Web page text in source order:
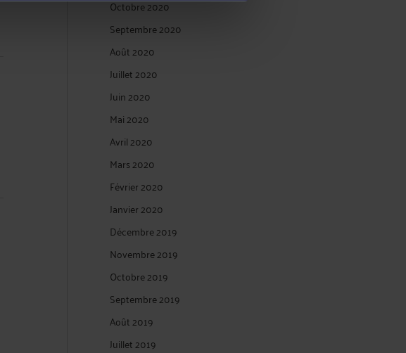
Octobre 2020
Septembre 2020
Août 2020
Juillet 2020
Juin 2020
Mai 2020
Avril 2020
Mars 2020
Février 2020
Janvier 2020
Décembre 2019
Novembre 2019
Octobre 2019
Septembre 2019
Août 2019
Juillet 2019